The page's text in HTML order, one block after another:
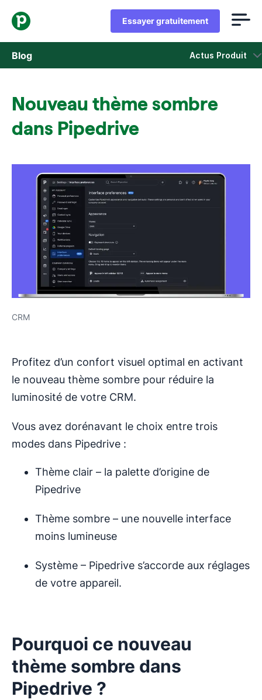
Essayer gratuitement
Blog Actus Produit
Marketing
Études de cas
S'ouvre dans une nouvelle fenêtre
Nouveau thème sombre
dans Pipedrive
CRM
Profitez d’un confort visuel optimal en activant
le nouveau thème sombre pour réduire la
luminosité de votre CRM.
Vous avez dorénavant le choix entre trois
modes dans Pipedrive :
Thème clair – la palette d’origine de
Pipedrive
Thème sombre – une nouvelle interface
moins lumineuse
Système – Pipedrive s’accorde aux réglages
de votre appareil.
Pourquoi ce nouveau
thème sombre dans
Pipedrive ?